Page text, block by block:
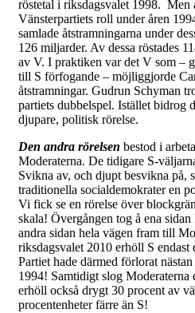
röstetal i riksdagsvalet 1998. Men
Vänsterpartiets roll under åren
samlade åtstramningarna under
126 miljarder. Av dessa röstades
av V. I praktiken var det V som –
till S förfogande – möjliggjorde
åtstramningar. Gudrun Schyman
partiets dubbelspel. Istället bidrog
djupare, politisk rörelse.
Den andra rörelsen bestod i
Moderaterna. De tidigare S-
Svikna av, och djupt besvikna på,
traditionella socialdemokrater en
Vi fick se en rörelse över
skala! Övergången tog å ena
andra sidan hela vägen fram till
riksdagsvalet 2010 erhöll S
Partiet hade därmed förlorat
1994! Samtidigt slog Moderaterna
erhöll också drygt 30 procent av
procentenheter färre än S!